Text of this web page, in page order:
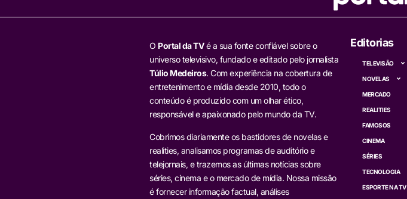
O Portal da TVé a sua fonte confiável sobre o
universo televisivo, fundado e editado pelo jornalista
Túlio Medeiros. Com experiência na cobertura de
entretenimento e mídia desde 2010, todo o
conteúdo é produzido com um olhar ético,
responsável e apaixonado pelo mundo da TV.
Cobrimos diariamente os bastidores de novelas e
realities, analisamos programas de auditório e
telejornais, e trazemos as últimas notícias sobre
séries, cinema e o mercado de mídia. Nossa missão
é fornecer informação factual, análises
Editorias
TELEVISÃO
NOVELAS
MERCADO
REALITIES
FAMOSOS
CINEMA
SÉRIES
TECNOLOGIA
ESPORTE NA TV